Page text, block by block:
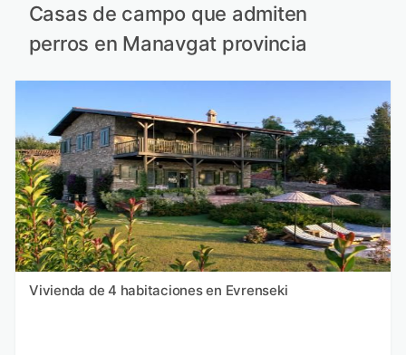
Casas de campo que admiten
perros en Manavgat provincia
Vivienda de 4 habitaciones en Evrenseki